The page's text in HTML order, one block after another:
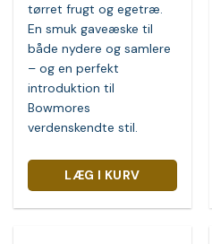
tørret frugt og egetræ.
En smuk gaveæske til
både nydere og samlere
– og en perfekt
introduktion til
Bowmores
verdenskendte stil.
LÆG I KURV